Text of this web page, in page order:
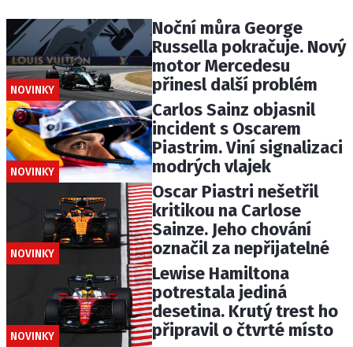
NOVINKY
Noční můra George
Russella pokračuje. Nový
motor Mercedesu
přinesl další problém
NOVINKY
Carlos Sainz objasnil
incident s Oscarem
Piastrim. Viní signalizaci
modrých vlajek
NOVINKY
Oscar Piastri nešetřil
kritikou na Carlose
Sainze. Jeho chování
označil za nepřijatelné
NOVINKY
Lewise Hamiltona
potrestala jediná
desetina. Krutý trest ho
připravil o čtvrté místo